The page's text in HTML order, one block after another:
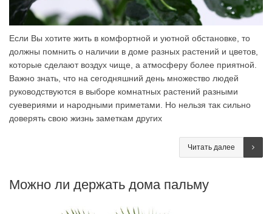
Если Вы хотите жить в комфортной и уютной обстановке, то
должны помнить о наличии в доме разных растений и цветов,
которые сделают воздух чище, а атмосферу более приятной.
Важно знать, что на сегодняшний день множество людей
руководствуются в выборе комнатных растений разными
суевериями и народными приметами. Но нельзя так сильно
доверять свою жизнь заметкам других
Читать далее
Можно ли держать дома пальму